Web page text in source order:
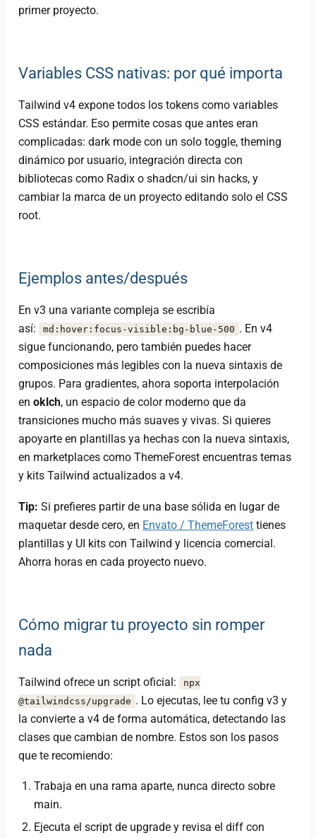
primer proyecto.
Variables CSS nativas: por qué importa
Tailwind v4 expone todos los tokens como variables
CSS estándar. Eso permite cosas que antes eran
complicadas: dark mode con un solo toggle, theming
dinámico por usuario, integración directa con
bibliotecas como Radix o shadcn/ui sin hacks, y
cambiar la marca de un proyecto editando solo el CSS
root.
Ejemplos antes/después
En v3 una variante compleja se escribía
así:
md:hover:focus-visible:bg-blue-500 . En v4
sigue funcionando, pero también puedes hacer
composiciones más legibles con la nueva sintaxis de
grupos. Para gradientes, ahora soporta interpolación
enoklch, un espacio de color moderno que da
transiciones mucho más suaves y vivas. Si quieres
apoyarte en plantillas ya hechas con la nueva sintaxis,
en marketplaces como ThemeForest encuentras temas
y kits Tailwind actualizados a v4.
Tip: Si prefieres partir de una base sólida en lugar de
maquetar desde cero, en Envato / ThemeForest tienes
plantillas y UI kits con Tailwind y licencia comercial.
Ahorra horas en cada proyecto nuevo.
Cómo migrar tu proyecto sin romper
nada
Tailwind ofrece un script oficial:
npx
@tailwindcss/upgrade . Lo ejecutas, lee tu config v3 y
la convierte a v4 de forma automática, detectando las
clases que cambian de nombre. Estos son los pasos
que te recomiendo:
Trabaja en una rama aparte, nunca directo sobre
main.
Ejecuta el script de upgrade y revisa el diff con